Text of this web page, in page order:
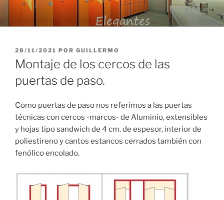
Saltar
contenido
PUBLICADO
EL
28/11/2021 POR GUILLERMO
Montaje de los cercos de las
puertas de paso.
Como puertas de paso nos referimos a las puertas
técnicas con cercos -marcos- de Aluminio, extensibles
y hojas tipo sandwich de 4 cm. de espesor, interior de
poliestireno y cantos estancos cerrados también con
fenólico encolado.